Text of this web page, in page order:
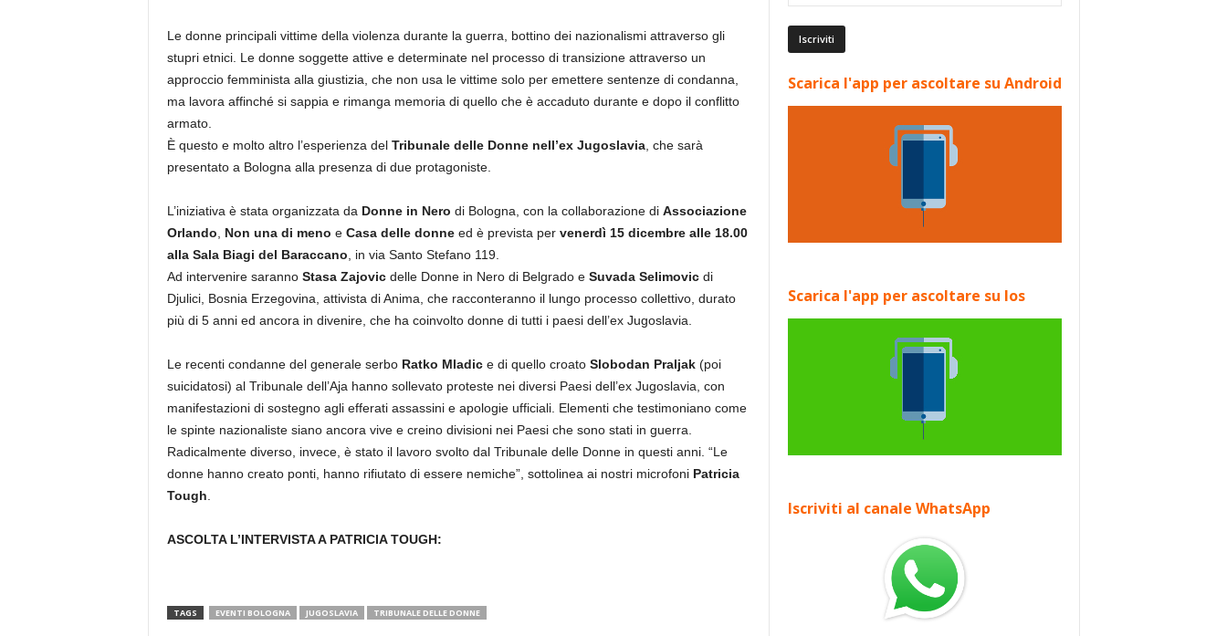
Le donne principali vittime della violenza durante la guerra, bottino dei nazionalismi attraverso gli
stupri etnici. Le donne soggette attive e determinate nel processo di transizione attraverso un
approccio femminista alla giustizia, che non usa le vittime solo per emettere sentenze di condanna,
ma lavora affinché si sappia e rimanga memoria di quello che è accaduto durante e dopo il conflitto
armato.
È questo e molto altro l’esperienza del Tribunale delle Donne nell’ex Jugoslavia, che sarà
presentato a Bologna alla presenza di due protagoniste.
L’iniziativa è stata organizzata da Donne in Nero di Bologna, con la collaborazione di Associazione
Orlando
Non una di meno e Casa delle donneed è prevista per venerdì 15 dicembre alle 18.00
alla Sala Biagi del Baraccano , in via Santo Stefano 119.
Ad intervenire saranno Stasa Zajovicdelle Donne in Nero di Belgrado e Suvada Selimovicdi
Djulici, Bosnia Erzegovina, attivista di Anima, che racconteranno il lungo processo collettivo, durato
più di 5 anni ed ancora in divenire, che ha coinvolto donne di tutti i paesi dell’ex Jugoslavia.
Le recenti condanne del generale serbo Ratko Mladice di quello croato Slobodan Praljak(poi
suicidatosi) al Tribunale dell’Aja hanno sollevato proteste nei diversi Paesi dell’ex Jugoslavia, con
manifestazioni di sostegno agli efferati assassini e apologie ufficiali. Elementi che testimoniano come
le spinte nazionaliste siano ancora vive e creino divisioni nei Paesi che sono stati in guerra.
Radicalmente diverso, invece, è stato il lavoro svolto dal Tribunale delle Donne in questi anni. “Le
donne hanno creato ponti, hanno rifiutato di essere nemiche”, sottolinea ai nostri microfoni Patricia
Tough
ASCOLTA L’INTERVISTA A PATRICIA TOUGH:
TAGS EVENTI BOLOGNA JUGOSLAVIA TRIBUNALE DELLE DONNE
Scarica l'app per ascoltare su Android
Scarica l'app per ascoltare su Ios
Iscriviti al canale WhatsApp